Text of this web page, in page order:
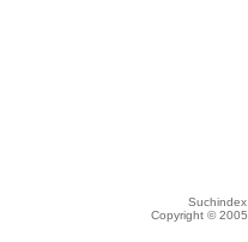
Copyright ©